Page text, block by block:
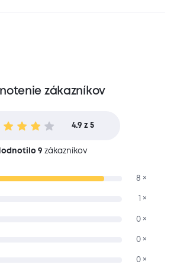
zákazníkov
4.9 z 5
9 zákazníkov
8 ×
1 ×
0 ×
0 ×
0 ×